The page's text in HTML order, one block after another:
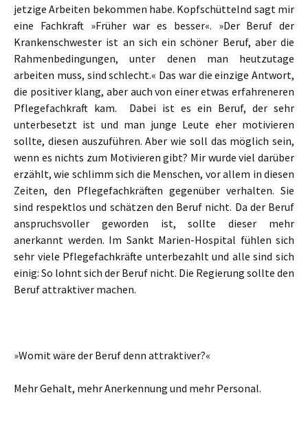
jetzige Arbeiten bekommen habe. Kopfschüttelnd sagt mir
eine Fachkraft »Früher war es besser«. »Der Beruf der
Krankenschwester ist an sich ein schöner Beruf, aber die
Rahmenbedingungen, unter denen man heutzutage
arbeiten muss, sind schlecht.« Das war die einzige Antwort,
die positiver klang, aber auch von einer etwas erfahreneren
Pflegefachkraft kam. Dabei ist es ein Beruf, der sehr
unterbesetzt ist und man junge Leute eher motivieren
sollte, diesen auszuführen. Aber wie soll das möglich sein,
wenn es nichts zum Motivieren gibt? Mir wurde viel darüber
erzählt, wie schlimm sich die Menschen, vor allem in diesen
Zeiten, den Pflegefachkräften gegenüber verhalten. Sie
sind respektlos und schätzen den Beruf nicht. Da der Beruf
anspruchsvoller geworden ist, sollte dieser mehr
anerkannt werden. Im Sankt Marien-Hospital fühlen sich
sehr viele Pflegefachkräfte unterbezahlt und alle sind sich
einig: So lohnt sich der Beruf nicht. Die Regierung sollte den
Beruf attraktiver machen.
»Womit wäre der Beruf denn attraktiver?«
Mehr Gehalt, mehr Anerkennung und mehr Personal.